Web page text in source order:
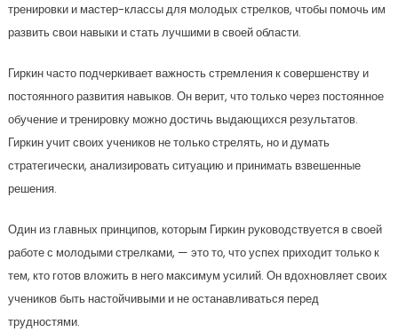
тренировки и мастер-классы для молодых стрелков, чтобы помочь им
развить свои навыки и стать лучшими в своей области.
Гиркин часто подчеркивает важность стремления к совершенству и
постоянного развития навыков. Он верит, что только через постоянное
обучение и тренировку можно достичь выдающихся результатов.
Гиркин учит своих учеников не только стрелять, но и думать
стратегически, анализировать ситуацию и принимать взвешенные
решения.
Один из главных принципов, которым Гиркин руководствуется в своей
работе с молодыми стрелками, — это то, что успех приходит только к
тем, кто готов вложить в него максимум усилий. Он вдохновляет своих
учеников быть настойчивыми и не останавливаться перед
трудностями.